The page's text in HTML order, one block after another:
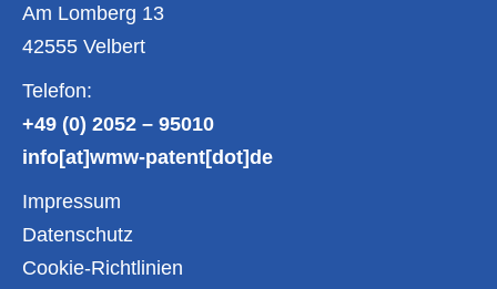
Am Lomberg 13
42555 Velbert
Telefon:
+49 (0) 2052 – 95010
info[at]wmw-patent[dot]de
Impressum
Datenschutz
Cookie-Richtlinien